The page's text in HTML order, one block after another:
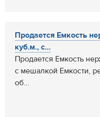
Продается Емкость
куб.м., с...
Продается Емкость
с мешалкой Емкости,
об...